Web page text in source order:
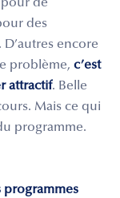
de
des
encore
problème, c’est
attractif. Belle
Mais ce qui
programme.
programmes